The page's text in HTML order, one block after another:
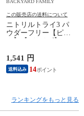
この販売店の送料について
ニトリルトライ3 パ
ウダーフリー【ピン
ク】【Lサイズ】
1,541 円
送料込み 14
ランキングをもっと見る